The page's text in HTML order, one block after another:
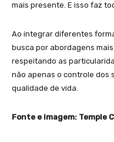
mais presente. E isso faz
Ao integrar diferentes
busca por abordagens
respeitando as
não apenas o controle dos
qualidade de vida.
Fonte e imagem: Temple